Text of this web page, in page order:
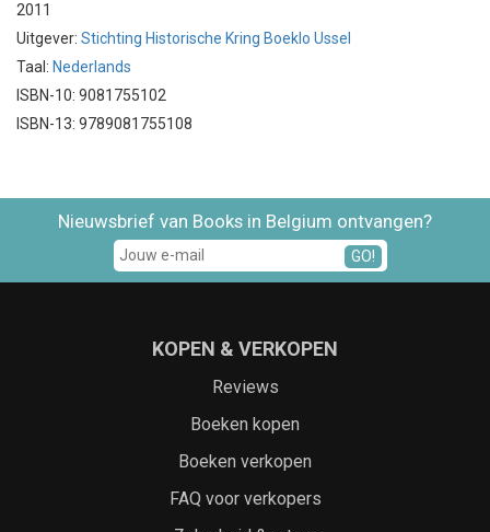
2011
Uitgever: Stichting Historische Kring Boeklo Ussel
Taal: Nederlands
ISBN-10: 9081755102
ISBN-13: 9789081755108
Nieuwsbrief van Books in Belgium ontvangen?
GO!
KOPEN & VERKOPEN
Reviews
Boeken kopen
Boeken verkopen
FAQ voor verkopers